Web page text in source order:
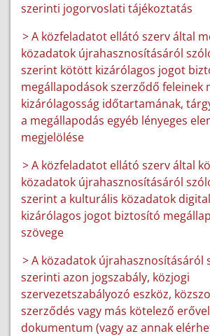
szerinti jogorvoslati tájékoztatás
> A közfeladatot ellátó szerv által
közadatok újrahasznosításáról
szerint kötött kizárólagos jogot
megállapodások szerződő feleinek
kizárólagosság időtartamának,
a megállapodás egyéb lényeges
megjelölése
> A közfeladatot ellátó szerv által
közadatok újrahasznosításáról
szerint a kulturális közadatok
kizárólagos jogot biztosító
szövege
> A közadatok újrahasznosításáról
szerinti azon jogszabály, közjogi
szervezetszabályozó eszköz,
szerződés vagy más kötelező
dokumentum (vagy az annak